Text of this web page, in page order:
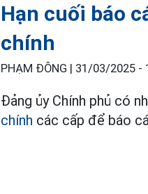
Hạn cuối báo
chính
PHẠM ĐÔNG | 31/03/2025 -
Đảng ủy Chính phủ có
chính các cấp để báo